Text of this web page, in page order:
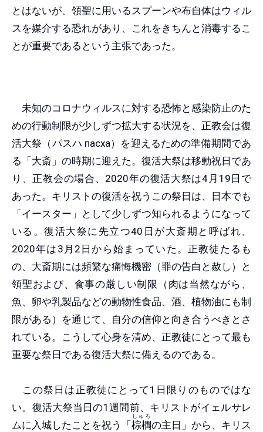
とはないが、領聖に用いるスプーンや布自体はウィル
スを媒介する恐れがあり、これをきちんと消毒するこ
とが重要であるという主張であった。
未知のコロナウィルスに対する恐怖と感染防止のた
めの行動制限が少しずつ拡大する状況を、正教会は復
活大祭（パスハ пасха）を迎えるための準備期間であ
る「大斎」の時期に迎えた。復活大祭は移動祝日であ
り、正教会の場合、2020年の復活大祭は4月19日で
あった。キリストの復活を祝うこの祭日は、日本でも
「イースター」として少しずつ知られるようになって
いる。復活大祭に先立つ40日が大斎期と呼ばれ、
2020年は3月2日から始まっていた。正教徒たるも
の、大斎期には頻繁な痛悔機密（罪の告白と赦し）と
領聖および、食事の厳しい制限（肉は当然ながら、
魚、卵や乳製品などの動物性食品、酒、植物油にも制
限がある）を通じて、自分の信仰と向き合うべきとさ
れている。こうして心身を清め、正教徒にとって最も
重要な祭日である復活大祭に備えるのである。
この祭日は正教徒にとって1日限りのものではな
い。復活大祭当日の1週間前、キリストがイェルサレ
ムに入城したことを祝う「 棕櫚
しゅろ
の主日」から、キリス